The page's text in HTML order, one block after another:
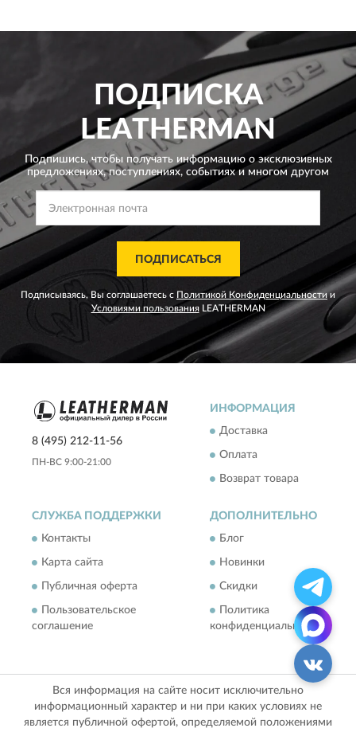
ПОДПИСКА
LEATHERMAN
Подпишись, чтобы получать информацию о эксклюзивных
предложениях,поступлениях, событиях и многом другом
ПОДПИСАТЬСЯ
Подписываясь, Вы соглашаетесь с Политикой Конфиденциальности и
Условиями пользованияLEATHERMAN
8 (495) 212-11-56
ПН-ВС 9:00-21:00
ИНФОРМАЦИЯ
Доставка
Оплата
Возврат товара
СЛУЖБА ПОДДЕРЖКИ
Контакты
Карта сайта
Публичная оферта
Пользовательское
соглашение
ДОПОЛНИТЕЛЬНО
Блог
Новинки
Скидки
Политика
конфиденциальности
Вся информация на сайте носит исключительно
информационный характер и ни при каких условиях не
является публичной офертой, определяемой положениями